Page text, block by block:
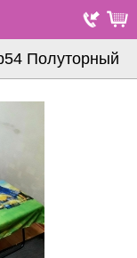
Полуторный